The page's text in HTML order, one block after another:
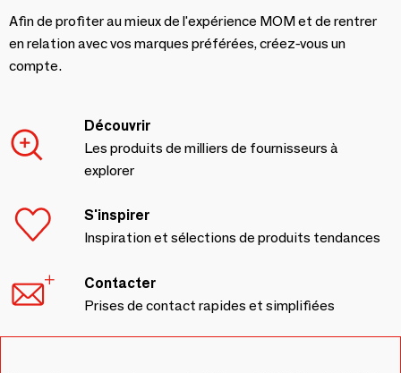
Afin de profiter au mieux de l'expérience MOM et de rentrer
en relation avec vos marques préférées, créez-vous un
compte.
Découvrir
Les produits de milliers de fournisseurs à
explorer
S'inspirer
Inspiration et sélections de produits tendances
Contacter
Prises de contact rapides et simplifiées